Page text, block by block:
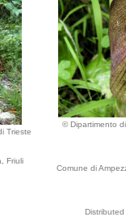
Trieste
Friuli
© Dipartimento
Comune di